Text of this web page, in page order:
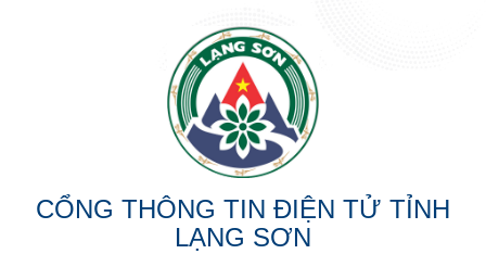
CỔNG THÔNG TIN ĐIỆN TỬ TỈNH
LẠNG SƠN